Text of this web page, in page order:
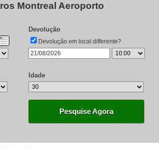
Montreal Aeroporto
Devolução
Devolução em local differente?
Idade
Pesquise Agora